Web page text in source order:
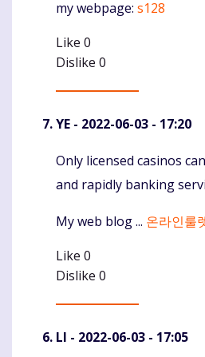
my webpage: s128
Like 0
Dislike 0
YE - 2022-06-03 - 17:20
Komentaras
Only licensed casinos
and rapidly banking
My web blog ... 온라인룰
Like 0
Dislike 0
LI - 2022-06-03 - 17:05